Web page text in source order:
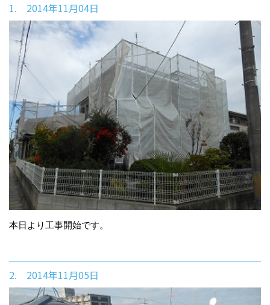
1. 2014年11月04日
本日より工事開始です。
2. 2014年11月05日